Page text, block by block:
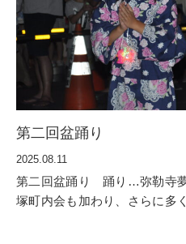
第二回盆踊り
2025.08.11
第二回盆踊り 踊り…弥勒寺
塚町内会も加わり、さらに多